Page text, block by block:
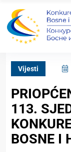
Vijesti
113.
BOSNE I